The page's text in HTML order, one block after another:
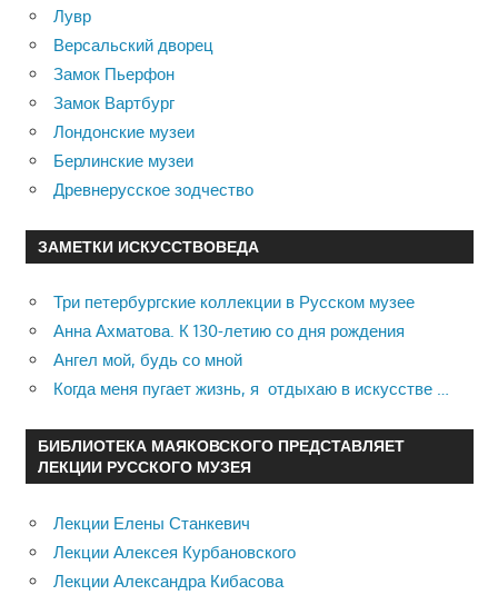
Лувр
Версальский дворец
Замок Пьерфон
Замок Вартбург
Лондонские музеи
Берлинские музеи
Древнерусское зодчество
ЗАМЕТКИ ИСКУССТВОВЕДА
Три петербургские коллекции в Русском музее
Анна Ахматова. К 130-летию со дня рождения
Ангел мой, будь со мной
Когда меня пугает жизнь, я отдыхаю в искусстве …
БИБЛИОТЕКА МАЯКОВСКОГО ПРЕДСТАВЛЯЕТ
ЛЕКЦИИ РУССКОГО МУЗЕЯ
Лекции Елены Станкевич
Лекции Алексея Курбановского
Лекции Александра Кибасова